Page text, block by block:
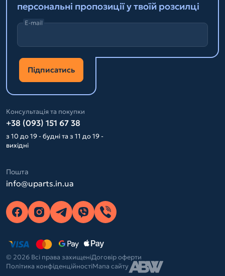
персональні пропозиції у твоїй розсилці
E-mail
Підписатись
Консультація та покупки
+38 (093) 151 67 38
з 10 до 19 - будні та з 11 до 19 -
вихідні
Пошта
info@uparts.in.ua
© 2026 Всі права захищеніДоговір оферти
Політика конфіденційностіМапа сайту